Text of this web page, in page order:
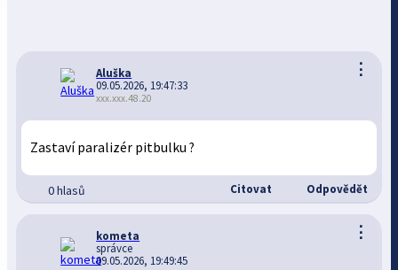
⋮
Aluška
09.05.2026, 19:47:33
xxx.xxx.48.20
Zastaví paralizér pitbulku ?
0 hlasů Citovat Odpovědět
⋮
kometa
správce
09.05.2026, 19:49:45